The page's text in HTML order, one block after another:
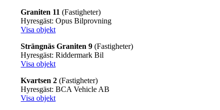
Graniten 11 (Fastigheter)
Hyresgäst: Opus Bilprovning
Visa objekt
Strängnäs Graniten 9 (Fastigheter)
Hyresgäst: Riddermark Bil
Visa objekt
Kvartsen 2 (Fastigheter)
Hyresgäst: BCA Vehicle AB
Visa objekt